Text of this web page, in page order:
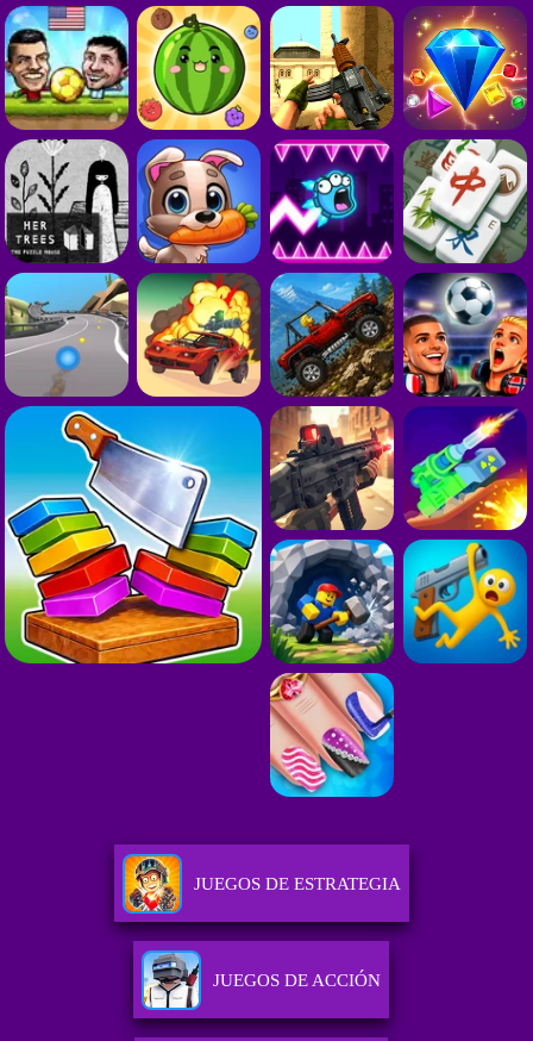
JUEGOS DE ESTRATEGIA
JUEGOS DE ACCIÓN